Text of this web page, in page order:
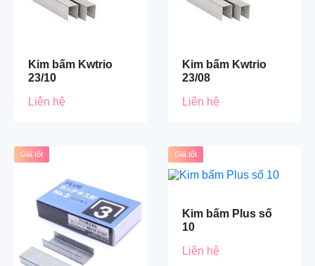
Kim bấm Kwtrio
23/10
Liên hệ
Kim bấm Kwtrio
23/08
Liên hệ
Giá tốt Giá tốt
Kim bấm Plus số
10
Liên hệ